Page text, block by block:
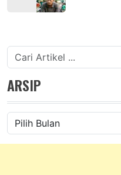
Cari
untuk:
ARSIP
Arsip